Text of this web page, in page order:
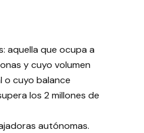
aquella que ocupa a
y cuyo volumen
o cuyo balance
los 2 millones de
autónomas.